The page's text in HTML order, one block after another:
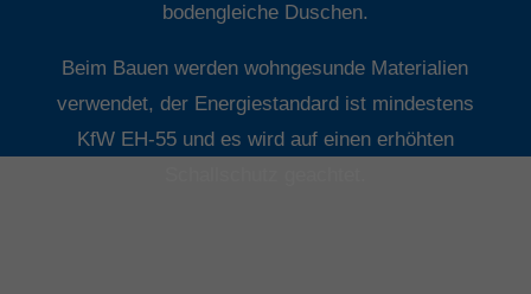
bodengleiche Duschen.
Beim Bauen werden wohngesunde Materialien
verwendet, der Energiestandard ist mindestens
KfW EH-55 und es wird auf einen erhöhten